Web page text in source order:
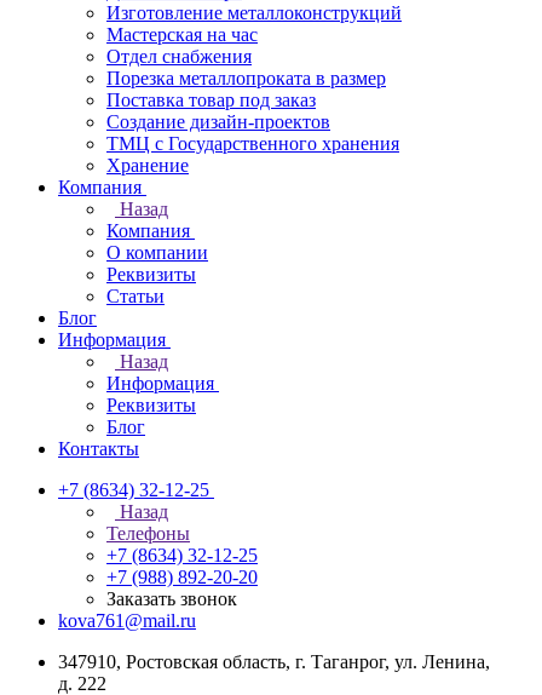
Изготовление металлоконструкций
Мастерская на час
Отдел снабжения
Порезка металлопроката в размер
Поставка товар под заказ
Создание дизайн-проектов
ТМЦ с Государственного хранения
Хранение
Компания
Назад
Компания
О компании
Реквизиты
Статьи
Блог
Информация
Назад
Информация
Реквизиты
Блог
Контакты
+7 (8634) 32-12-25
Назад
Телефоны
+7 (8634) 32-12-25
+7 (988) 892-20-20
Заказать звонок
kova761@mail.ru
347910, Ростовская область, г. Таганрог, ул. Ленина,
д. 222